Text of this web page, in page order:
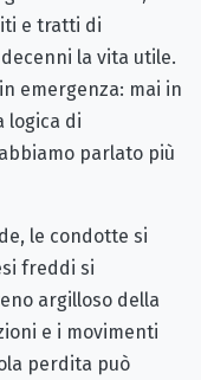
e tratti di
la vita utile.
emergenza: mai in
logica di
parlato più
le condotte si
freddi si
argilloso della
e i movimenti
perdita può